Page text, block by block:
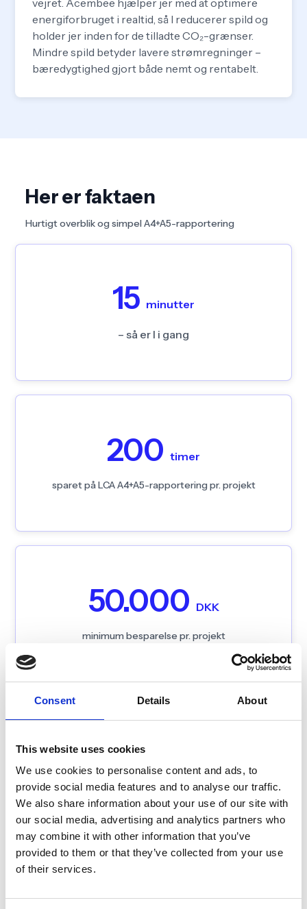
Consent Details About
This website uses cookies
We use cookies to personalise content and ads, to
provide social media features and to analyse our traffic.
We also share information about your use of our site with
our social media, advertising and analytics partners who
may combine it with other information that you’ve
provided to them or that they’ve collected from your use
of their services.
energiforbruget i realtid, så I reducerer spild og
holder jer inden for de tilladte CO₂-grænser.
Mindre spild betyder lavere strømregninger –
bæredygtighed gjort både nemt og rentabelt.
Her er faktaen
Hurtigt overblik og simpel A4+A5-rapportering
15 minutter
– så er I i gang
På bare 15 minutter kan I logge ind, udforske jeres
data og generere rapporter uden bøvl. Platformen
klarer det svære, så I kan fokusere på projektet –
ikke på at lære et nyt system.
200 timer
sparet på LCA A4+A5-rapportering pr. projekt
Acembee automatiserer dataindsamling og
rapportering, så jeres projekt overholder LCA
A4+A5-kravene med realtidsindsigt og færdige
50.000 DKK
minimum besparelse pr. projekt
teams regner med. Acembee reducerer de timer,
der bruges på dataindsamling og rapportering, så
besparelsen går direkte tilbage i
LCA A4 + A5
Overlevelsesguide
Gennemgang af kravene, ekspert Q&A og praktiske
værktøjer til at holde dine projekter på sporet i én
guide bygget til travle teams. Opdag præcis hvilken
data du har brug for, og hvordan du sparer timer på
Johanna Ida Jacobsen, partner hos Sustaining.